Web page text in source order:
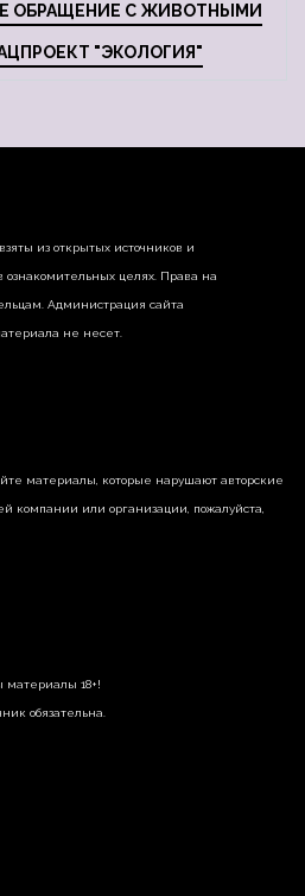
ОБРАЩЕНИЕ С ЖИВОТНЫМИ
"ЭКОЛОГИЯ"
из открытых источников и
ознакомительных целях. Права на
Администрация сайта
не несет.
материалы, которые нарушают авторские
или организации, пожалуйста,
материалы 18+!
обязательна.